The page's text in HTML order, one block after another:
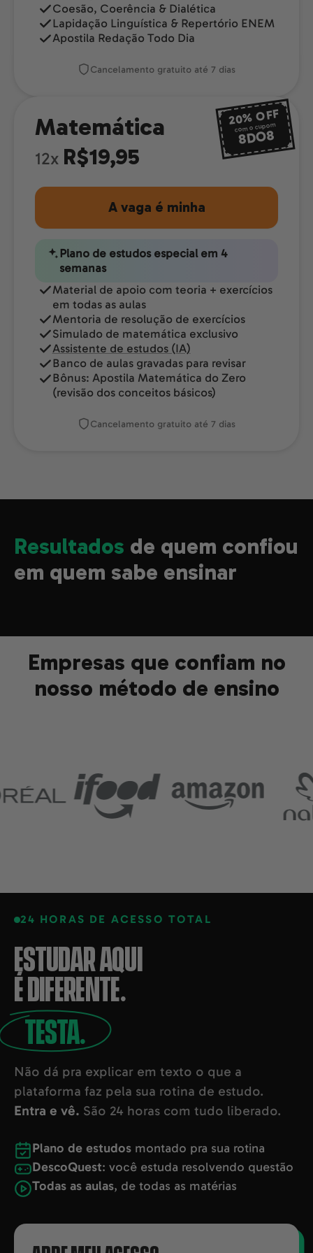
Coesão, Coerência & Dialética
Lapidação Linguística & Repertório ENEM
Apostila Redação Todo Dia
Cancelamento gratuito até 7 dias
20%OFF
com o cupom
8DO8
Matemática
12x R$19,95
A vaga é minha
Plano de estudos especial em 4
semanas
Material de apoio com teoria + exercícios
em todas as aulas
Mentoria de resolução de exercícios
Simulado de matemática exclusivo
Assistente de estudos (IA)
Banco de aulas gravadas para revisar
Bônus: Apostila Matemática do Zero
(revisão dos conceitos básicos)
Cancelamento gratuito até 7 dias
Resultados de quem confiou
em quem sabe ensinar
Empresas que confiam no
nosso método de ensino
24 HORAS DE ACESSO TOTAL
ESTUDAR AQUI
É DIFERENTE.
TESTA.
Não dá pra explicar em texto o que a
plataforma faz pela sua rotina de estudo.
Entra e vê. São 24 horas com tudo liberado.
Plano de estudos montado pra sua rotina
DescoQuest: você estuda resolvendo questão
Todas as aulas, de todas as matérias